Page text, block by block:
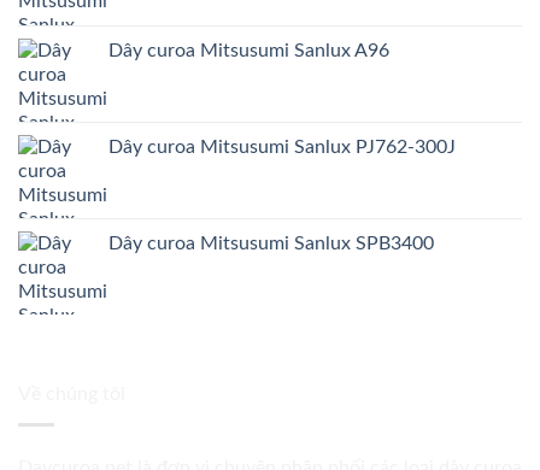
Dây curoa Mitsusumi Sanlux A96
Dây curoa Mitsusumi Sanlux PJ762-300J
Dây curoa Mitsusumi Sanlux SPB3400